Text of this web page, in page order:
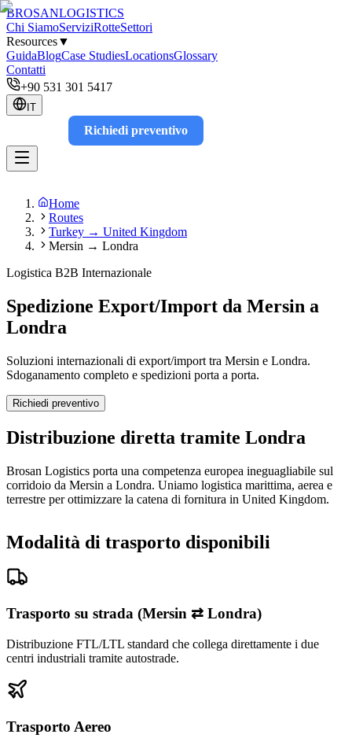
BROSANLOGISTICS
Chi SiamoServiziRotteSettori
Resources▼
GuidaBlogCase StudiesLocationsGlossary
Contatti
+90 531 301 5417
IT
Richiedi preventivo
Home
Routes
Turkey → United Kingdom
Mersin → Londra
Logistica B2B Internazionale
Spedizione Export/Import da Mersin a
Londra
Soluzioni internazionali di export/import tra Mersin e Londra.
Sdoganamento completo e spedizioni porta a porta.
Richiedi preventivo
Distribuzione diretta tramite Londra
Brosan Logistics porta una competenza europea ineguagliabile sul
corridoio da Mersin a Londra. Uniamo logistica marittima, aerea e
terrestre per ottimizzare la catena di fornitura in United Kingdom.
Modalità di trasporto disponibili
Trasporto su strada (Mersin ⇄ Londra)
Distribuzione FTL/LTL standard che collega direttamente i due
centri industriali tramite autostrade.
Trasporto Aereo